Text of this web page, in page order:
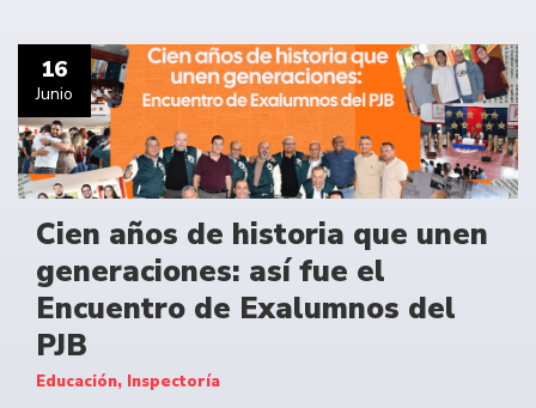
16
Junio
Cien años de historia que unen
generaciones: así fue el
Encuentro de Exalumnos del
PJB
Educación, Inspectoría